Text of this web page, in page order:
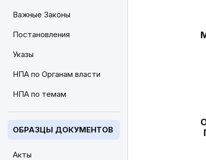
Важные Законы
Постановления
Указы
НПА по Органам власти
НПА по темам
ОБРАЗЦЫ ДОКУМЕНТОВ
Акты